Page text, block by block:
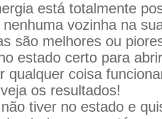
está totalmente
vozinha na
são melhores ou
estado certo para
qualquer coisa
os resultados!
tiver no estado e